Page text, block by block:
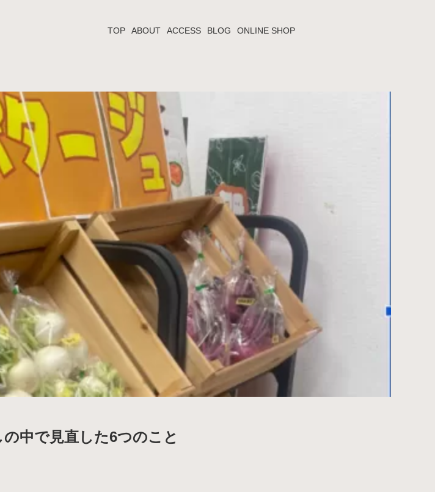
TOP ABOUT ACCESS BLOG ONLINE SHOP
中で見直した6つのこと